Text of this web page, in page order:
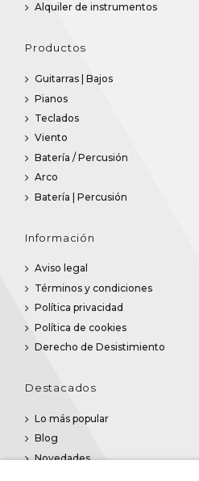
Alquiler de instrumentos
Productos
Guitarras | Bajos
Pianos
Teclados
Viento
Batería / Percusión
Arco
Batería | Percusión
Información
Aviso legal
Términos y condiciones
Política privacidad
Política de cookies
Derecho de Desistimiento
Destacados
Lo más popular
Blog
Novedades